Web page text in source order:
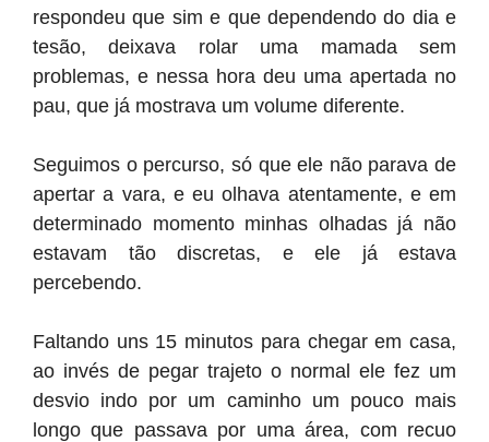
respondeu que sim e que dependendo do dia e
tesão, deixava rolar uma mamada sem
problemas, e nessa hora deu uma apertada no
pau, que já mostrava um volume diferente.
Seguimos o percurso, só que ele não parava de
apertar a vara, e eu olhava atentamente, e em
determinado momento minhas olhadas já não
estavam tão discretas, e ele já estava
percebendo.
Faltando uns 15 minutos para chegar em casa,
ao invés de pegar trajeto o normal ele fez um
desvio indo por um caminho um pouco mais
longo que passava por uma área, com recuo